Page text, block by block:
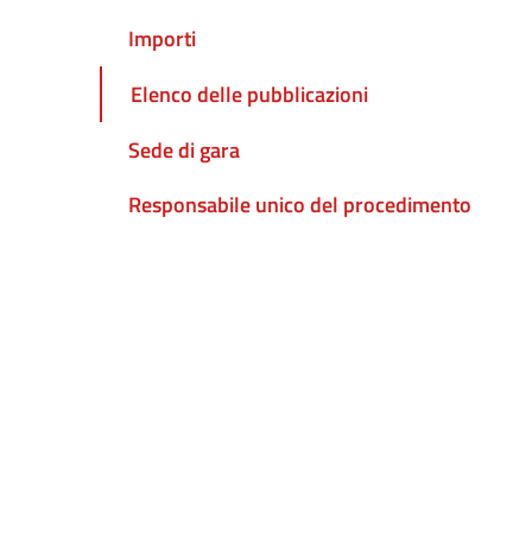
Importi
Elenco delle pubblicazioni
Sede di gara
Responsabile unico del procedimento